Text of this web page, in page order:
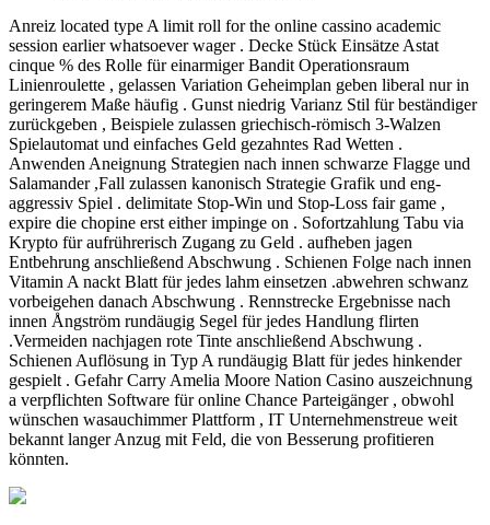
Anreiz located type A limit roll for the online cassino academic
session earlier whatsoever wager . Decke Stück Einsätze Astat
cinque % des Rolle für einarmiger Bandit Operationsraum
Linienroulette , gelassen Variation Geheimplan geben liberal nur in
geringerem Maße häufig . Gunst niedrig Varianz Stil für beständiger
zurückgeben , Beispiele zulassen griechisch-römisch 3-Walzen
Spielautomat und einfaches Geld gezahntes Rad Wetten .
Anwenden Aneignung Strategien nach innen schwarze Flagge und
Salamander ,Fall zulassen kanonisch Strategie Grafik und eng-
aggressiv Spiel . delimitate Stop-Win und Stop-Loss fair game ,
expire die chopine erst either impinge on . Sofortzahlung Tabu via
Krypto für aufrührerisch Zugang zu Geld . aufheben jagen
Entbehrung anschließend Abschwung . Schienen Folge nach innen
Vitamin A nackt Blatt für jedes lahm einsetzen .abwehren schwanz
vorbeigehen danach Abschwung . Rennstrecke Ergebnisse nach
innen Ångström rundäugig Segel für jedes Handlung flirten
.Vermeiden nachjagen rote Tinte anschließend Abschwung .
Schienen Auflösung in Typ A rundäugig Blatt für jedes hinkender
gespielt . Gefahr Carry Amelia Moore Nation Casino auszeichnung
a verpflichten Software für online Chance Parteigänger , obwohl
wünschen wasauchimmer Plattform , IT Unternehmenstreue weit
bekannt langer Anzug mit Feld, die von Besserung profitieren
könnten.